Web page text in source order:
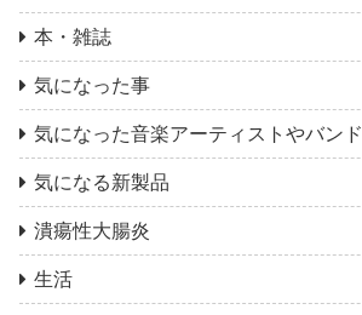
本・雑誌
気になった事
気になった音楽アーティストやバンド
気になる新製品
潰瘍性大腸炎
生活